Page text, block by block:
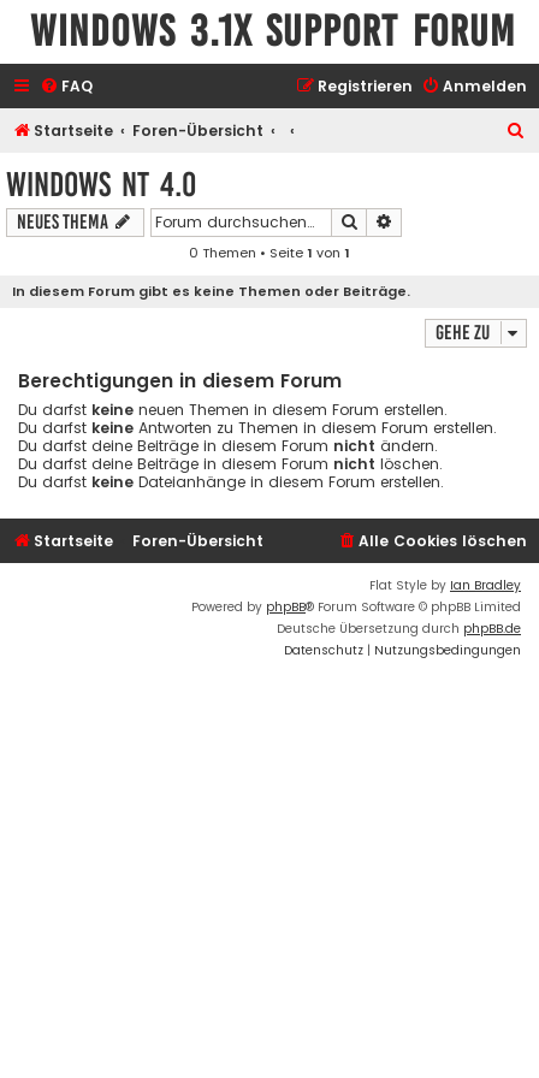
Windows 3.1x Support Forum
FAQ Anmelden
Registrieren
Startseite Foren-Übersicht
Windows NT 4.0
Neues Thema Suche
0 Themen • Seite1 von 1
In diesem Forum gibt es keine Themen oder Beiträge.
Gehe zu
Berechtigungen in diesem Forum
Du darfst keine neuen Themen in diesem Forum erstellen.
Du darfst keine Antworten zu Themen in diesem Forum erstellen.
Du darfst deine Beiträge in diesem Forum nicht ändern.
Du darfst deine Beiträge in diesem Forum nicht löschen.
Du darfst keine Dateianhänge in diesem Forum erstellen.
Startseite Foren-Übersicht Alle Cookies löschen
Flat Style by Ian Bradley
Powered by phpBB® Forum Software © phpBB Limited
Deutsche Übersetzung durch phpBB.de
Datenschutz | Nutzungsbedingungen